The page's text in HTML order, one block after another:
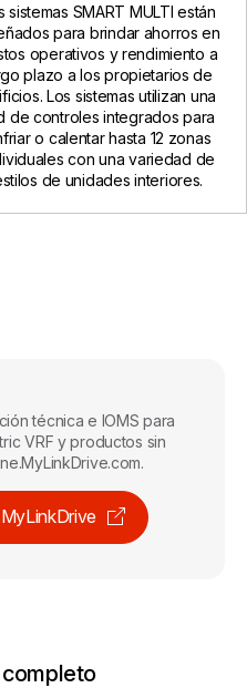
sistemas SMART MULTI están
para brindar ahorros en
operativos y rendimiento a
plazo a los propietarios de
Los sistemas utilizan una
de controles integrados para
o calentar hasta 12 zonas
con una variedad de
de unidades interiores.
técnica e IOMS para
VRF y productos sin
completo